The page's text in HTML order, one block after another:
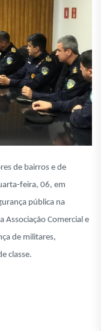
de bairros e de
feira, 06, em
pública na
Associação Comercial e
de militares,
classe.